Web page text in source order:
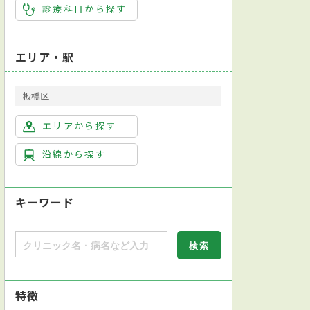
診療科目から探す
エリア・駅
板橋区
エリアから探す
沿線から探す
キーワード
特徴